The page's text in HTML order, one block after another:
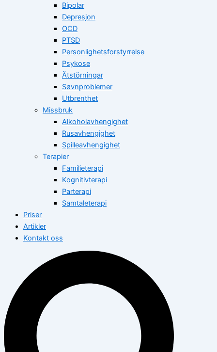
Bipolar
Depresjon
OCD
PTSD
Personlighetsforstyrrelse
Psykose
Ätstörningar
Søvnproblemer
Utbrenthet
Missbruk
Alkoholavhengighet
Rusavhengighet
Spilleavhengighet
Terapier
Familieterapi
Kognitivterapi
Parterapi
Samtaleterapi
Priser
Artikler
Kontakt oss